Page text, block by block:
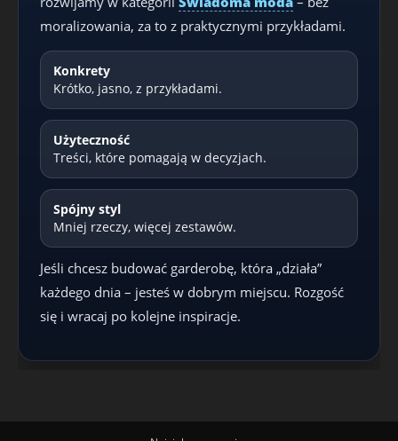
moralizowania, za to z praktycznymi przykładami.
Konkrety
Krótko, jasno, z przykładami.
Użyteczność
Treści, które pomagają w decyzjach.
Spójny styl
Mniej rzeczy, więcej zestawów.
Jeśli chcesz budować garderobę, która „działa”
każdego dnia – jesteś w dobrym miejscu. Rozgość
się i wracaj po kolejne inspiracje.